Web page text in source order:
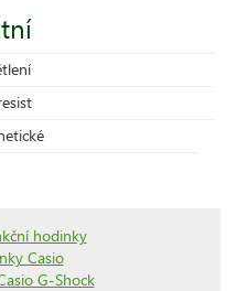
hodinky
Casio
G-Shock